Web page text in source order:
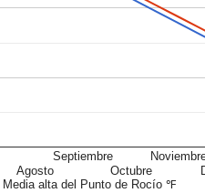
Media alta del Punto de Rocío ℉
Agosto
Septiembre
Octubre